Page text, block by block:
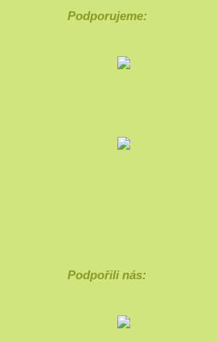
Podporujeme:
Podpořili nás: